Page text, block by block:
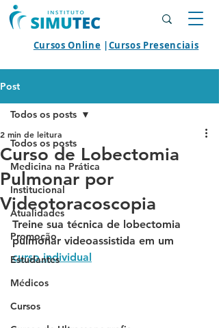
Cursos Online |Cursos Presenciais
Post
Todos os posts
Medicina na Prática
Institucional
Atualidades
Promoção
Estudantes
Médicos
Cursos
Todos os posts
Curso de Lobectomia
Pulmonar por
Videotoracoscopia
2 min de leitura
Treine sua técnica de lobectomia
pulmonar videoassistida em um
curso individual